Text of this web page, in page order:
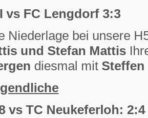
vs FC Lengdorf 3:3
Niederlage bei unsere
und Stefan Mattis
diesmal mit Steffen
vs TC Neukeferloh: 2:4